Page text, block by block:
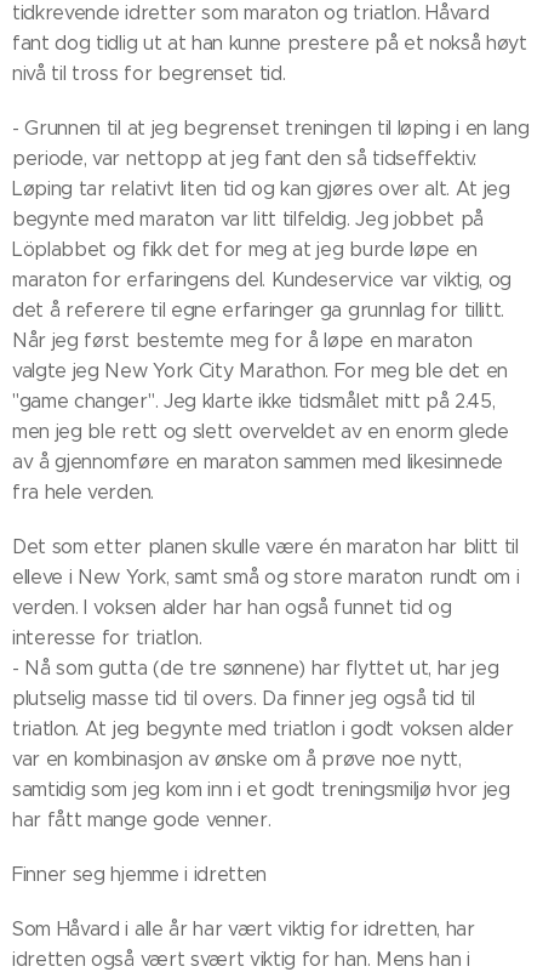
tidkrevende idretter som maraton og triatlon. Håvard
fant dog tidlig ut at han kunne prestere på et nokså høyt
nivå til tross for begrenset tid.
- Grunnen til at jeg begrenset treningen til løping i en lang
periode, var nettopp at jeg fant den så tidseffektiv.
Løping tar relativt liten tid og kan gjøres over alt. At jeg
begynte med maraton var litt tilfeldig. Jeg jobbet på
Löplabbet og fikk det for meg at jeg burde løpe en
maraton for erfaringens del. Kundeservice var viktig, og
det å referere til egne erfaringer ga grunnlag for tillitt.
Når jeg først bestemte meg for å løpe en maraton
valgte jeg New York City Marathon. For meg ble det en
"game changer". Jeg klarte ikke tidsmålet mitt på 2.45,
men jeg ble rett og slett overveldet av en enorm glede
av å gjennomføre en maraton sammen med likesinnede
fra hele verden.
Det som etter planen skulle være én maraton har blitt til
elleve i New York, samt små og store maraton rundt om i
verden. I voksen alder har han også funnet tid og
interesse for triatlon.
- Nå som gutta (de tre sønnene) har flyttet ut, har jeg
plutselig masse tid til overs. Da finner jeg også tid til
triatlon. At jeg begynte med triatlon i godt voksen alder
var en kombinasjon av ønske om å prøve noe nytt,
samtidig som jeg kom inn i et godt treningsmiljø hvor jeg
har fått mange gode venner.
Finner seg hjemme i idretten
Som Håvard i alle år har vært viktig for idretten, har
idretten også vært svært viktig for han. Mens han i